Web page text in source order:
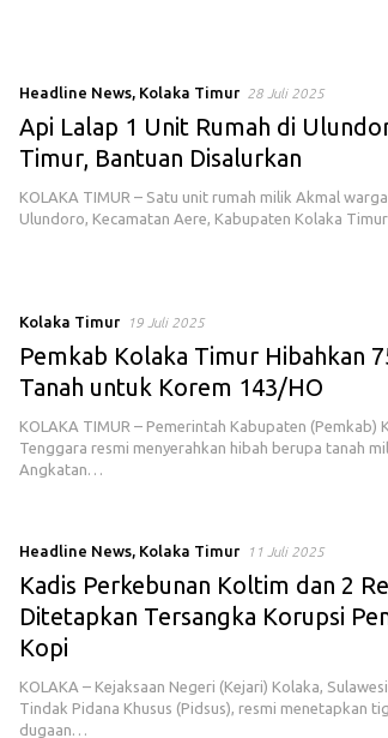
Headline News, Kolaka Timur 28 Juli 2025
Api Lalap 1 Unit Rumah di
Timur, Bantuan Disalurkan
KOLAKA TIMUR – Satu unit rumah milik Akmal
Ulundoro, Kecamatan Aere, Kabupaten Kolaka
Kolaka Timur 19 Juli 2025
Pemkab Kolaka Timur Hibahkan
Tanah untuk Korem 143/HO
KOLAKA TIMUR – Pemerintah Kabupaten (Pemkab)
Tenggara resmi menyerahkan hibah berupa tanah
Angkatan…
Headline News, Kolaka Timur 11 Juli 2025
Kadis Perkebunan Koltim dan 2
Ditetapkan Tersangka Korupsi
Kopi
KOLAKA – Kejaksaan Negeri (Kejari) Kolaka,
Tindak Pidana Khusus (Pidsus), resmi menetapkan
dugaan…